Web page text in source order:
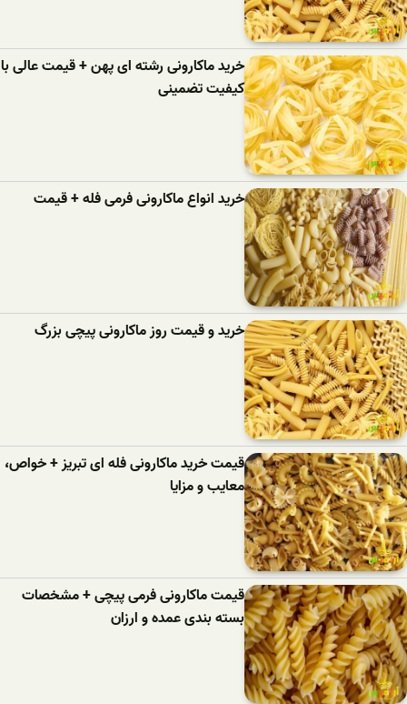
خرید ماکارونی رشته ای پهن + قیمت عالی با
کیفیت تضمینی
خرید انواع ماکارونی فرمی فله + قیمت
خرید و قیمت روز ماکارونی پیچی بزرگ
قیمت خرید ماکارونی فله ای تبریز + خواص،
معایب و مزایا
قیمت ماکارونی فرمی پیچی + مشخصات
بسته بندی عمده و ارزان